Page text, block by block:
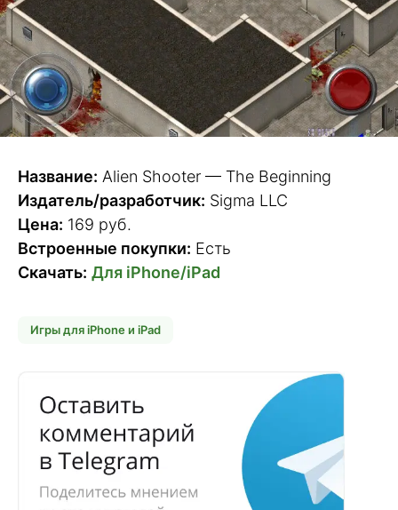
Название: Alien Shooter — The Beginning
Издатель/разработчик: Sigma LLC
Цена: 169 руб.
Встроенные покупки: Есть
Скачать: Для iPhone/iPad
Игры для iPhone и iPad